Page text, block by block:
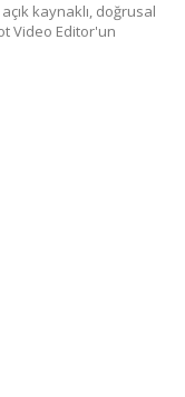
kaynaklı, doğrusal
Video Editor'un